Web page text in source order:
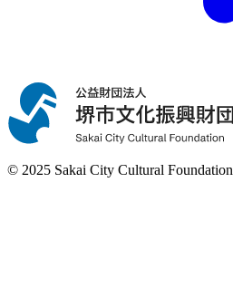
© 2025 Sakai City Cultural Foundation